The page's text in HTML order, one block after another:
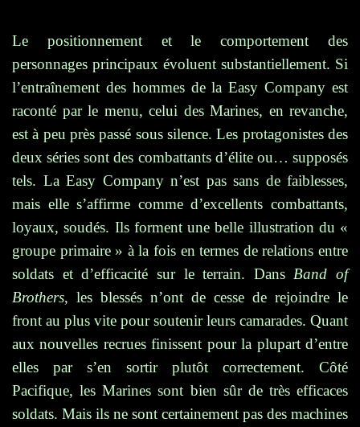
Le positionnement et le comportement des
personnages principaux évoluent substantiellement. Si
l’entraînement des hommes de la Easy Company est
raconté par le menu, celui des Marines, en revanche,
est à peu près passé sous silence. Les protagonistes des
deux séries sont des combattants d’élite ou… supposés
tels. La Easy Company n’est pas sans de faiblesses,
mais elle s’affirme comme d’excellents combattants,
loyaux, soudés. Ils forment une belle illustration du «
groupe primaire » à la fois en termes de relations entre
soldats et d’efficacité sur le terrain. Dans Band of
Brothers, les blessés n’ont de cesse de rejoindre le
front au plus vite pour soutenir leurs camarades. Quant
aux nouvelles recrues finissent pour la plupart d’entre
elles par s’en sortir plutôt correctement. Côté
Pacifique, les Marines sont bien sûr de très efficaces
soldats. Mais ils ne sont certainement pas des machines